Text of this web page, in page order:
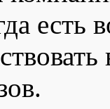
есть